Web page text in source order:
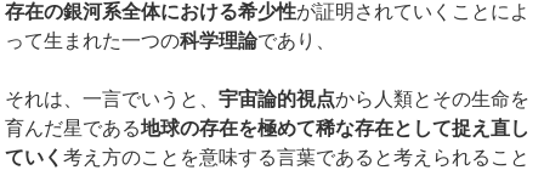
存在の銀河系全体における希少性が証明されていくことによ
って生まれた一つの科学理論であり、
それは、一言でいうと、宇宙論的視点から人類とその生命を
育んだ星である地球の存在を極めて稀な存在として捉え直し
ていく考え方のことを意味する言葉であると考えられること